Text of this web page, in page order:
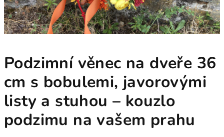
Podzimní věnec na dveře 36
cm s bobulemi, javorovými
listy a stuhou – kouzlo
podzimu na vašem prahu